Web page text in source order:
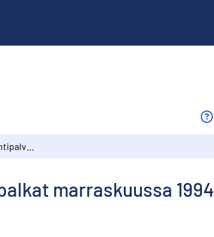
marraskuussa 1994